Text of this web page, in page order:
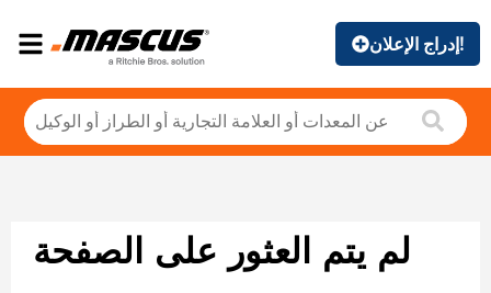
إدراج الإعلان!
لم يتم العثور على الصفحة